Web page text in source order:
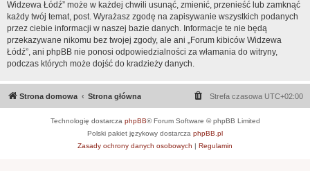
Widzewa Łódź” może w każdej chwili usunąć, zmienić, przenieść lub zamknąć
każdy twój temat, post. Wyrażasz zgodę na zapisywanie wszystkich podanych
przez ciebie informacji w naszej bazie danych. Informacje te nie będą
przekazywane nikomu bez twojej zgody, ale ani „Forum kibiców Widzewa
Łódź”, ani phpBB nie ponosi odpowiedzialności za włamania do witryny,
podczas których może dojść do kradzieży danych.
Strona domowa Strona główna Strefa czasowa UTC+02:00
Technologię dostarcza phpBB® Forum Software © phpBB Limited
Polski pakiet językowy dostarcza phpBB.pl
Zasady ochrony danych osobowych | Regulamin